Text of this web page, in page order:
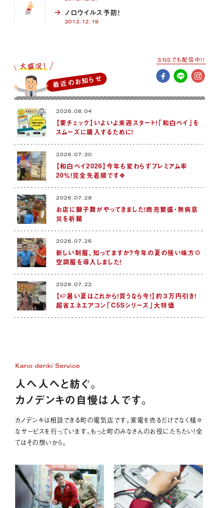
ノロウイルス予防！
2012.12.19
最近のお知らせ
2026.08.04
【要チェック】いよいよ来週スタート！「和白ペイ」を
スムーズに購入するために！
2026.07.30
【和白ペイ2026】今年も変わらずプレミアム率
20％！完全先着順です🍀
2026.07.28
お店に獅子舞がやってきました！商売繁盛・無病息
災を祈願
2026.07.25
新しい制服、知ってますか？今年の夏の強い味方🌻
空調服を導入しました！
2026.07.22
【🍉暑い夏はこれから！買うなら今！】約３万円引き！
超省エネエアコン「C5Sシリーズ」大特価
SNSでも配信中!!
Kano denki Service
人へ人へと紡ぐ。
カノデンキの自慢は人です。
カノデンキは相談できる町の電気店です。家電を売るだけでなく様々
なサービスを行っています。もっと町のみなさんのお役にたちたい！全
てはその想いから。